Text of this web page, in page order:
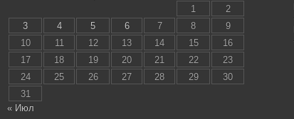
1
2
3
4 5 6 7 8
9
10
11 12 13 14 15
16
17
18 19 20 21 22
23
24
25 26 27 28 29
30
31
« Июл